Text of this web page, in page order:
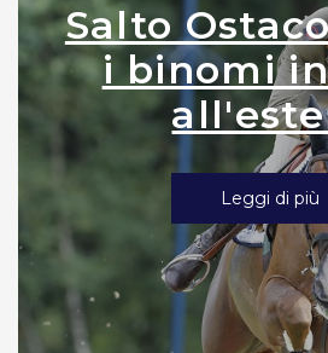
Salto
i binomi
Leggi di più